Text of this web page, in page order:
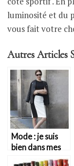
luminosité et du
vous fait votre
Autres Articles
Mode : je suis
bien dans mes